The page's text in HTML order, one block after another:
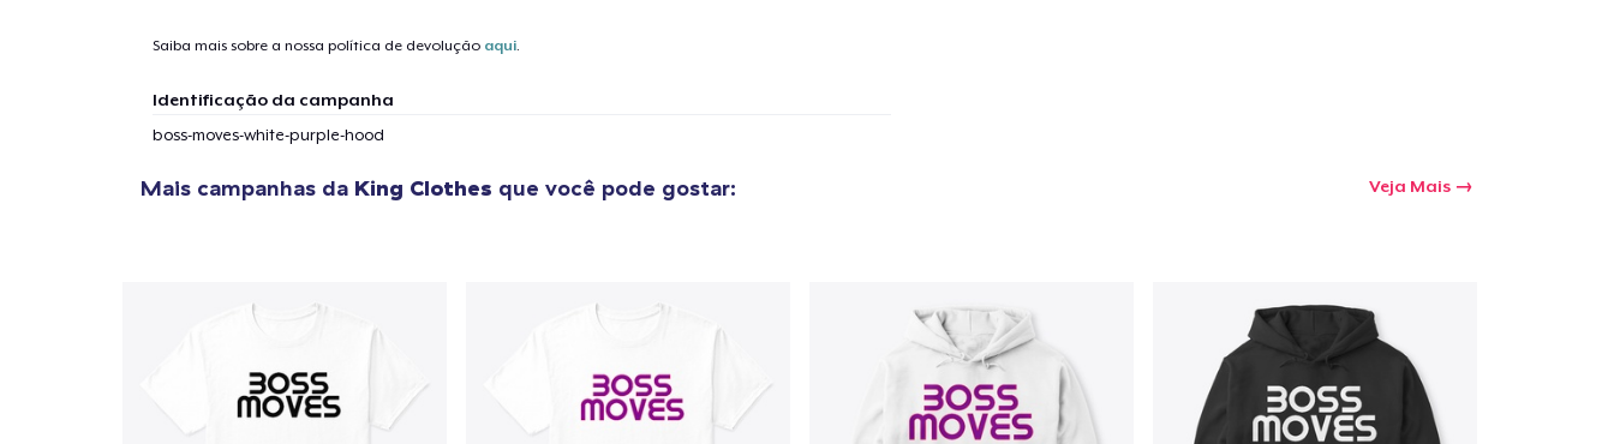
Saiba mais sobre a nossa política de devolução aqui.
Identificação da campanha
boss-moves-white-purple-hood
Mais campanhas da King Clothes que você pode gostar: Veja Mais
Seguir para a Finalização da